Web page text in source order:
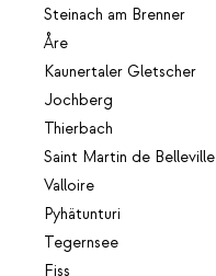
Steinach am Brenner
Åre
Kaunertaler Gletscher
Jochberg
Thierbach
Saint Martin de Belleville
Valloire
Pyhätunturi
Tegernsee
Fiss